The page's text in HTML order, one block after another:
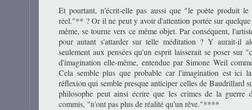
Et pourtant, n'écrit-elle pas aussi que "le poète produit
réel."** ? Or il ne peut y avoir d'attention portée sur quelque
même, se tourne vers ce même objet. Par conséquent,
pour autant s'attarder sur telle méditation ? Y aurait-il
seulement aux pensées qu'un esprit laisserait se poser sur
d'imagination elle-même, entendue par Simone Weil
Cela semble plus que probable car l'imagination est ici
réflexion qui semble presque anticiper celles de Baudrillard
philosophe peut ainsi écrire que les crimes de la guerre
commis, "n'ont pas plus de réalité qu'un rêve."****